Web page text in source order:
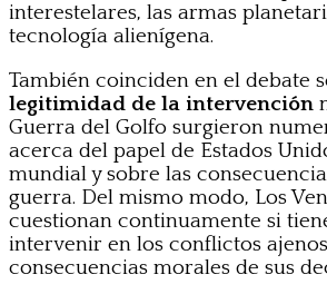
interestelares, las armas
tecnología alienígena.
También coinciden en el debate
legitimidad de la intervención
Guerra del Golfo surgieron
acerca del papel de Estados
mundial y sobre las
guerra. Del mismo modo, Los
cuestionan continuamente si
intervenir en los conflictos
consecuencias morales de sus